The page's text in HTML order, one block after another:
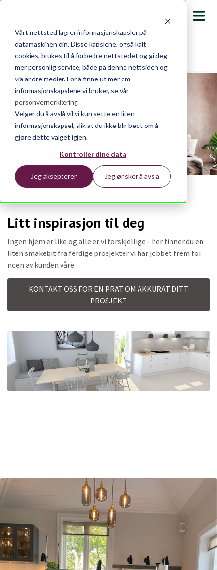
Vårt nettsted lagrer informasjonskapsler på
datamaskinen din. Disse kapslene, også kalt
cookies, brukes til å forbedre nettstedet og gi deg
mer personlig service, både på denne nettsiden og
via andre medier. For å finne ut mer om
informasjonskapslene vi bruker, se vår
personvernerklæring
Velger du å avslå vil vi kun sette en liten
informasjonskapsel, slik at du ikke blir bedt om å
gjøre dette valget igjen.
Kontroller dine data
Jeg aksepterer Jeg ønsker å avslå
Inspirasjon
Litt inspirasjon til deg
Ingen hjem er like og alle er vi forskjellige - her finner du en
liten smakebit fra ferdige prosjekter vi har jobbet frem for
noen av kunden våre.
KONTAKT OSS FOR EN PRAT OM AKKURAT DITT
PROSJEKT